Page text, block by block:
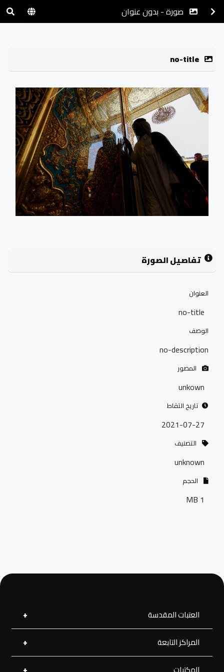
صورة - بدون عنوان
no-title
تفاصيل الصورة
العنوان
no-title
الوصف
no-description
المصور
unkown
تاريخ التقاط
2021-07-27
التصنيف
unknown
الحجم
1 MB
العتبات المقدسة
العتبة العلوية المقدسة
العتبة الحسينية المقدسة
المراكز التابعة